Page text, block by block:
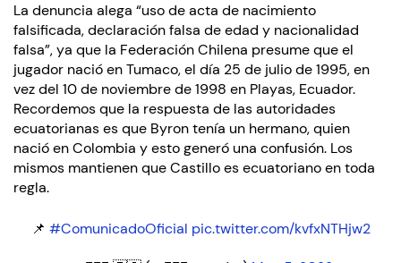
La denuncia alega “uso de acta de nacimiento
falsificada, declaración falsa de edad y nacionalidad
falsa”, ya que la Federación Chilena presume que el
jugador nació en Tumaco, el día 25 de julio de 1995, en
vez del 10 de noviembre de 1998 en Playas, Ecuador.
Recordemos que la respuesta de las autoridades
ecuatorianas es que Byron tenía un hermano, quien
nació en Colombia y esto generó una confusión. Los
mismos mantienen que Castillo es ecuatoriano en toda
regla.
📌 #ComunicadoOficial pic.twitter.com/kvfxNTHjw2